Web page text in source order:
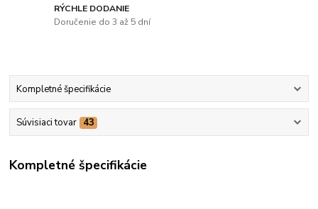
RÝCHLE DODANIE
Doručenie do 3 až 5 dní
Kompletné špecifikácie
Súvisiaci tovar 43
Kompletné špecifikácie